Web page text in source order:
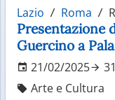
Lazio Roma
Presentazione
Guercino a
21/02/2025
Arte e Cultura